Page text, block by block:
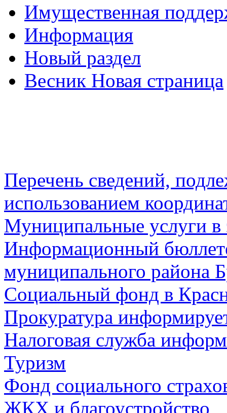
Имущественная
Информация
Новый раздел
Весник Новая страница
Перечень сведений,
использованием
Муниципальные услуги в
Информационный
муниципального района
Социальный фонд в
Прокуратура
Налоговая служба
Туризм
Фонд социального
ЖКХ и благоустройство